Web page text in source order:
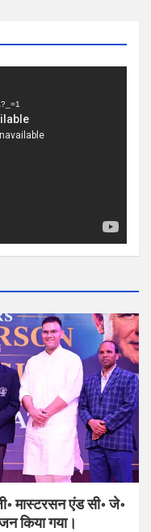
मास्टरसन एंड सी॰ जे॰
किया गया।